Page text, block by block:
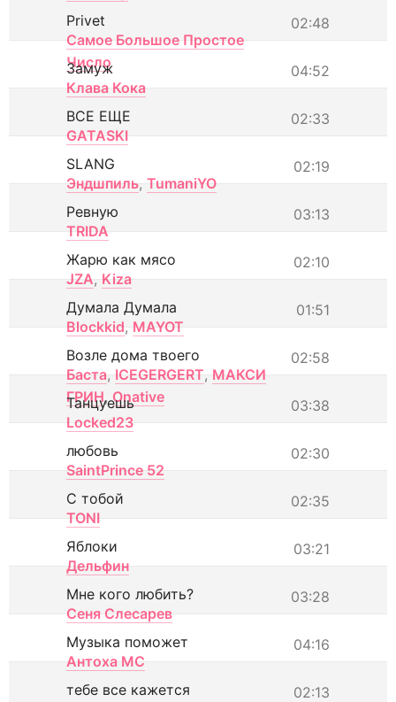
02:48
Privet
Самое Большое Простое
Число
04:52
Замуж
Клава Кока
02:33
ВСЕ ЕЩЕ
GATASKI
02:19
SLANG
Эндшпиль, TumaniYO
03:13
Ревную
TRIDA
02:10
Жарю как мясо
JZA, Kiza
01:51
Думала Думала
Blockkid, MAYOT
02:58
Возле дома твоего
Баста, ICEGERGERT, МАКСИ
ГРИН, Onative 03:38
Танцуешь
Locked23
02:30
любовь
SaintPrince 52
02:35
С тобой
TONI
03:21
Яблоки
Дельфин
03:28
Мне кого любить?
Сеня Слесарев
04:16
Музыка поможет
Антоха МС
02:13
тебе все кажется